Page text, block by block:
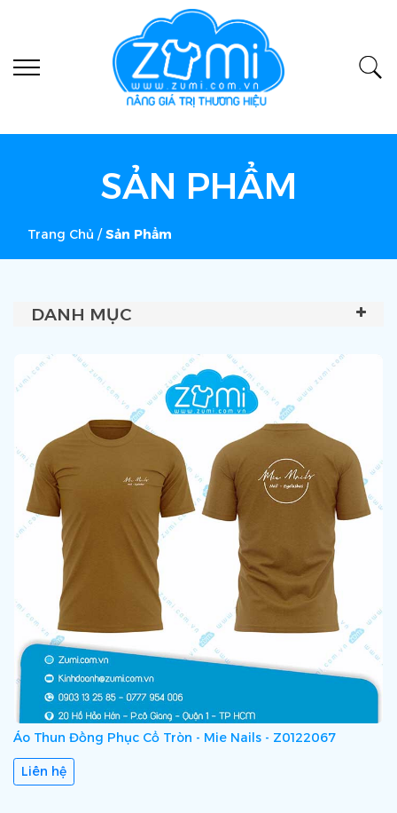
SẢN PHẨM
Trang Chủ / Sản Phẩm
DANH MỤC
Áo Thun Đồng Phục Cổ Tròn - Mie Nails - Z0122067
Liên hệ